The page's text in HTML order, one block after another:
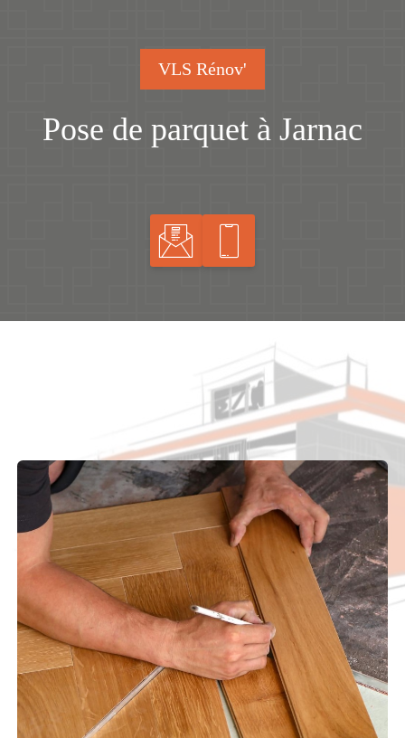
VLS Rénov'
Pose de parquet à Jarnac